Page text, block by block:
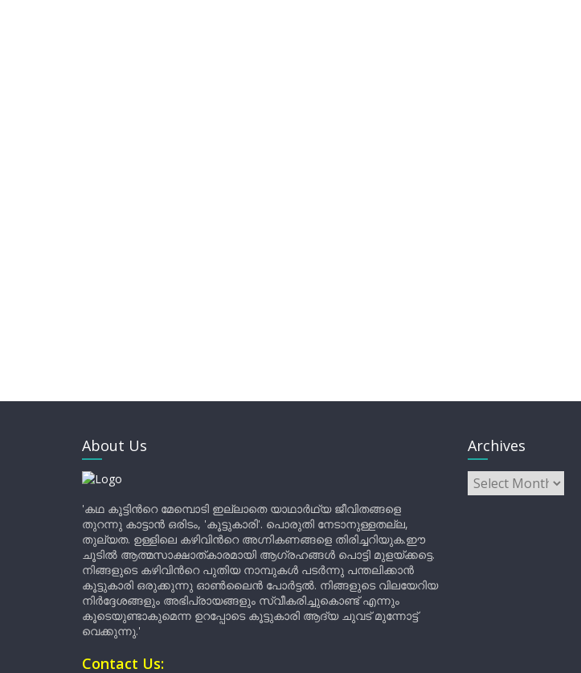
About Us
'കഥ കൂട്ടിന്‍റെ മേമ്പൊടി ഇല്ലാതെ യാഥാർഥ്യ ജീവിതങ്ങളെ
തുറന്നു കാട്ടാൻ ഒരിടം, 'കൂട്ടുകാരി'. പൊരുതി നേടാനുള്ളതല്ല,
തുല്യത. ഉള്ളിലെ കഴിവിന്‍റെ അഗ്നികണങ്ങളെ തിരിച്ചറിയുക.ഈ
ചൂടിൽ ആത്മസാക്ഷാത്കാരമായി ആഗ്രഹങ്ങൾ പൊട്ടി മുളയ്ക്കട്ടെ.
നിങ്ങളുടെ കഴിവിന്‍റെ പുതിയ നാമ്പുകൾ പടർന്നു പന്തലിക്കാൻ
കൂട്ടുകാരി ഒരുക്കുന്നു ഓൺലൈൻ പോർട്ടൽ. നിങ്ങളുടെ വിലയേറിയ
നിർദ്ദേശങ്ങളും അഭിപ്രായങ്ങളും സ്വീകരിച്ചുകൊണ്ട് എന്നും
കൂടെയുണ്ടാകുമെന്ന ഉറപ്പോടെ കൂട്ടുകാരി ആദ്യ ചുവട് മുന്നോട്ട്
വെക്കുന്നു.'
Contact Us:
Archives
Archives